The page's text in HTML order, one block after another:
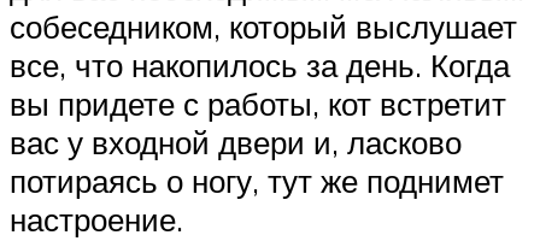
собеседником, который выслушает
все, что накопилось за день. Когда
вы придете с работы, кот встретит
вас у входной двери и, ласково
потираясь о ногу, тут же поднимет
настроение.